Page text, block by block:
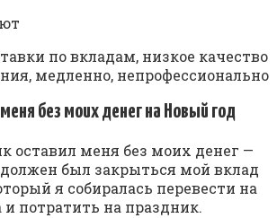
по вкладам, низкое качество
медленно, непрофессионально
без моих денег на Новый год
оставил меня без моих денег —
должен был закрыться мой вклад
я собиралась перевести на
и потратить на праздник.